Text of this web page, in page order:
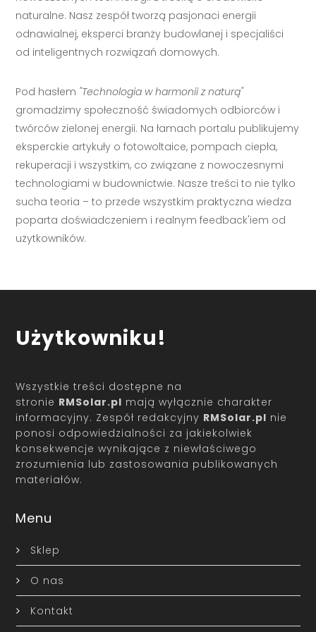
naturalne. Nasz zespół tworzą pasjonaci energii
odnawialnej, eksperci branży budowlanej i specjaliści
od inteligentnych rozwiązań domowych.
Pod hasłem "Technologia w harmonii z naturą"
gromadzimy społeczność świadomych odbiorców i
twórców zielonej energii. Na łamach portalu publikujemy
eksperckie artykuły o fotowoltaice, pompach ciepła,
rekuperacji i wszystkim, co związane z nowoczesnymi
technologiami w budownictwie. Nasze treści to nie tylko
sucha teoria – to przede wszystkim praktyczna wiedza
poparta doświadczeniem i realnym feedback'iem od
użytkowników.
Użytkowniku!
Wszystkie treści dostępne na
stronie RMSolar.pl mają wyłącznie charakter
informacyjny. Zespół redakcyjny RMSolar.pl nie
ponosi odpowiedzialności za jakiekolwiek
konsekwencje wynikające z niewłaściwego
zrozumienia lub zastosowania publikowanych
materiałów.
Menu
Sklep
O nas
Kontakt